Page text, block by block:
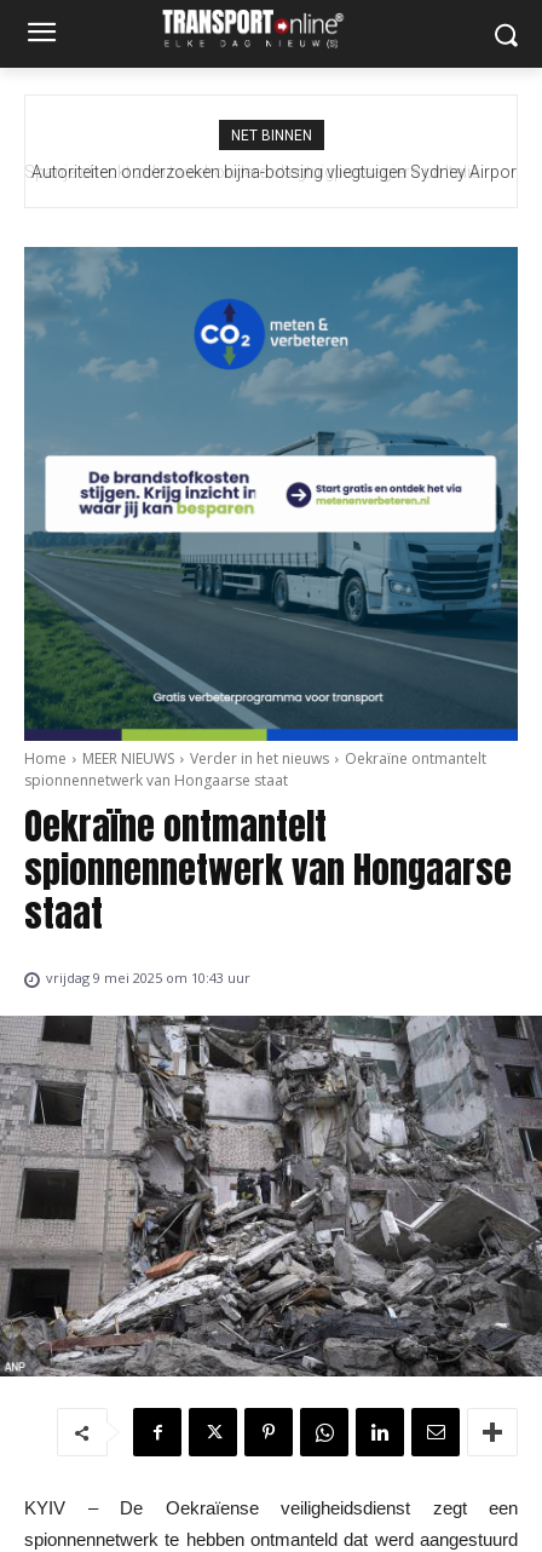
NET BINNEN
Autoriteiten onderzoeken bijna-botsing vliegtuigen Sydney Airport
Home MEER NIEUWS Verder in het nieuws
Oekraïne ontmantelt
spionnennetwerk van Hongaarse staat
Oekraïne ontmantelt
spionnennetwerk van Hongaarse
staat
vrijdag 9 mei 2025 om 10:43 uur
KYIV – De Oekraïense veiligheidsdienst zegt een
spionnennetwerk te hebben ontmanteld dat werd aangestuurd